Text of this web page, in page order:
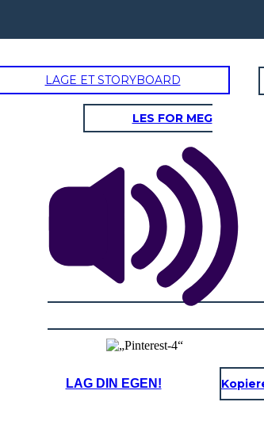
LAGE ET STORYBOARD
LES FOR MEG
LAG DIN EGEN!